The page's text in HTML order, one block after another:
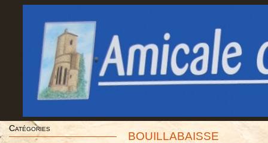
Catégories
BOUILLABAISSE